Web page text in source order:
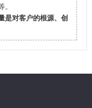
是对客户的根源、创